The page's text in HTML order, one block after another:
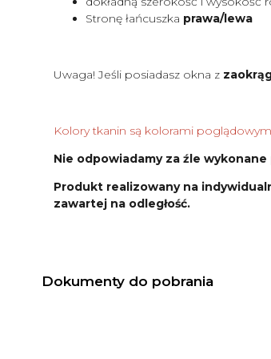
Stronę łańcuszka prawa/lewa
Uwaga! Jeśli posiadasz okna z
Kolory tkanin są kolorami
Nie odpowiadamy za źle wykonane
Produkt realizowany na
zawartej na odległość.
Dokumenty do pobrania